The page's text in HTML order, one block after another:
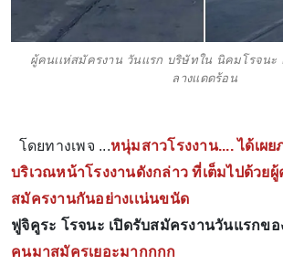
ผู้คนเเห่สมัครงาน วันเเรก บริษัทใน นิคมโรจนะ
ลางเเดดร้อน
โดยทางเพจ ...หนุ่มสาวโรงงาน.... ได้เผ
บริเวณหน้าโรงงานดังกล่าว ที่เต็มไปด้วยผู้
สมัครงานกันอย่างเเน่นขนัด
ฟูจิคูระ โรจนะ​ เปิดรับ​สมัครงาน​วันแรกขอ
คนมาสมัครเยอะมากกกก